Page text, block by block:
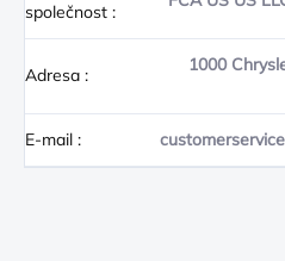
společnost :
Adresa :
1000
E-mail :